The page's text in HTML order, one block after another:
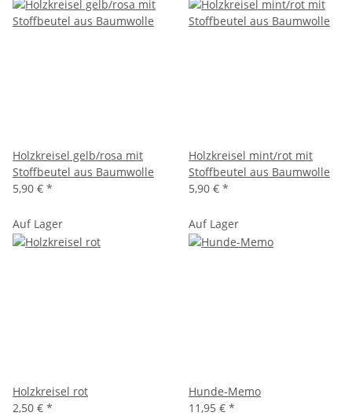
Holzkreisel gelb/rosa mit
Stoffbeutel aus Baumwolle
5,90 € *
Holzkreisel mint/rot mit
Stoffbeutel aus Baumwolle
5,90 € *
Auf Lager
Holzkreisel rot
2,50 € *
Auf Lager
Hunde-Memo
11,95 € *